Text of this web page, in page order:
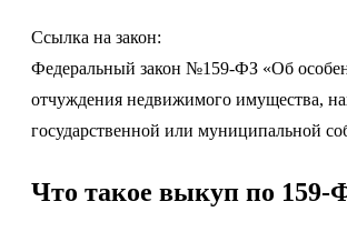
Ссылка на закон:
Федеральный закон №159-ФЗ «Об
отчуждения недвижимого имущества,
государственной или муниципальной
Что такое выкуп по 159-